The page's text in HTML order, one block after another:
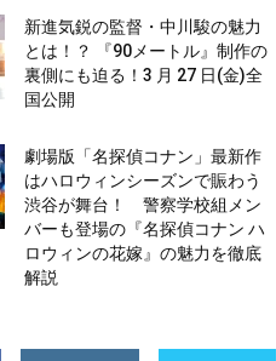
新進気鋭の監督・中川駿の魅力
とは！？ 『90メートル』制作の
裏側にも迫る！3 月 27 日(金)全
国公開
劇場版「名探偵コナン」最新作
はハロウィンシーズンで賑わう
渋谷が舞台！ 警察学校組メン
バーも登場の『名探偵コナン ハ
ロウィンの花嫁』の魅力を徹底
解説